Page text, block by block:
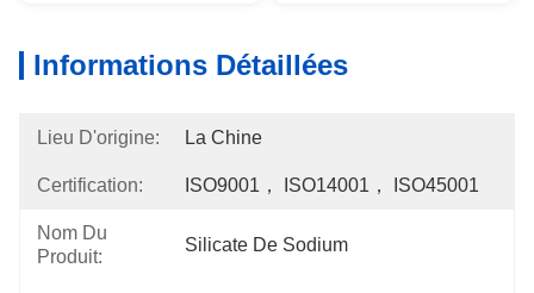
Informations Détaillées
Lieu D'origine: La Chine
Certification: ISO9001， ISO14001， ISO45001
Nom Du
Produit:
Silicate De Sodium